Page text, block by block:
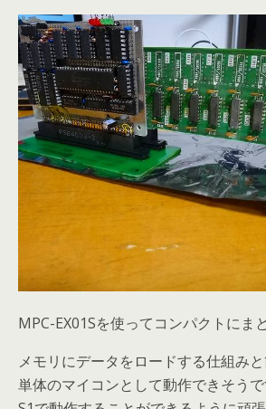
MPC-EX01Sを使ってコンパクトにま
メモリにデータをロードする仕組み
単体のマイコンとして動作できそう